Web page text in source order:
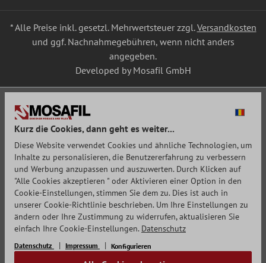
* Alle Preise inkl. gesetzl. Mehrwertsteuer zzgl.Versandkosten
und ggf. Nachnahmegebühren, wenn nicht anders
angegeben.
Developed by Mosafil GmbH
Kurz die Cookies, dann geht es weiter...
Diese Website verwendet Cookies und ähnliche Technologien, um
Inhalte zu personalisieren, die Benutzererfahrung zu verbessern
und Werbung anzupassen und auszuwerten. Durch Klicken auf
"Alle Cookies akzeptieren " oder Aktivieren einer Option in den
Cookie-Einstellungen, stimmen Sie dem zu. Dies ist auch in
unserer Cookie-Richtlinie beschrieben. Um Ihre Einstellungen zu
ändern oder Ihre Zustimmung zu widerrufen, aktualisieren Sie
einfach Ihre Cookie-Einstellungen. Datenschutz
Datenschutz Impressum Konfigurieren